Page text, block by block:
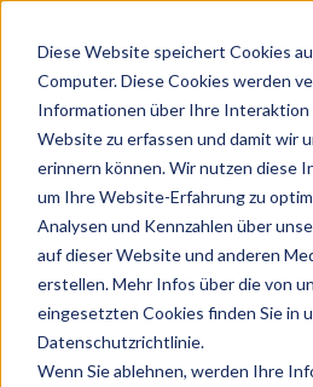
Diese Website speichert Cookies
Computer. Diese Cookies werden
Informationen über Ihre Interaktion
Website zu erfassen und damit wir
erinnern können. Wir nutzen diese
um Ihre Website-Erfahrung zu
Analysen und Kennzahlen über
auf dieser Website und anderen
erstellen. Mehr Infos über die von
eingesetzten Cookies finden Sie in
Datenschutzrichtlinie.
Wenn Sie ablehnen, werden Ihre